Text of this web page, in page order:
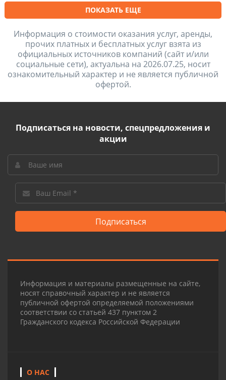
ПОКАЗАТЬ ЕЩЕ
Информация о стоимости оказания услуг, аренды,
прочих платных и бесплатных услуг взята из
официальных источников компаний (сайт и/или
социальные сети), актуальна на 2026.07.25, носит
ознакомительный характер и не является публичной
офертой.
Подписаться на новости, спецпредложения и
акции
Подписаться
Информация и материалы размещенные на сайте,
носят справочный характер и не является
публичной офертой определяемой положениями
соответствии со статьей 437 пунктом 2
Гражданского кодекса Российской Федерации
О НАС